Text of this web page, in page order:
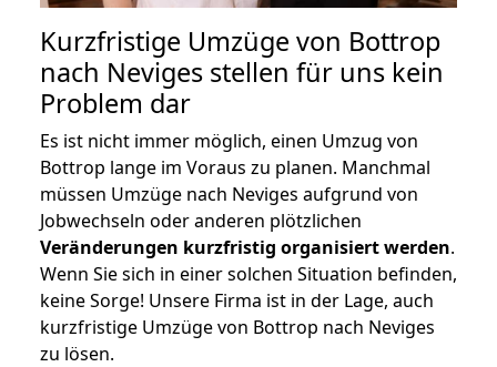
Kurzfristige Umzüge von Bottrop
nach Neviges stellen für uns kein
Problem dar
Es ist nicht immer möglich, einen Umzug von
Bottrop lange im Voraus zu planen. Manchmal
müssen Umzüge nach Neviges aufgrund von
Jobwechseln oder anderen plötzlichen
Veränderungen kurzfristig organisiert werden.
Wenn Sie sich in einer solchen Situation befinden,
keine Sorge! Unsere Firma ist in der Lage, auch
kurzfristige Umzüge von Bottrop nach Neviges
zu lösen.